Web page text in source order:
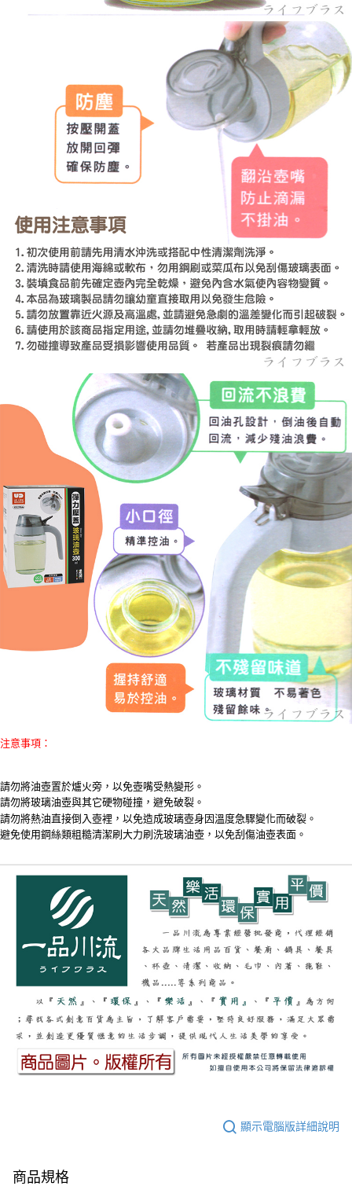
注意事項：
請勿將油壺置於爐火旁，以免壺嘴受熱變形。
請勿將玻璃油壺與其它硬物碰撞，避免破裂。
請勿將熱油直接倒入壺裡，以免造成玻璃壺身因溫度急驟變化而破裂。
避免使用鋼絲類粗糙清潔刷大力刷洗玻璃油壺，以免刮傷油壺表面。
顯示電腦版詳細說明
商品規格